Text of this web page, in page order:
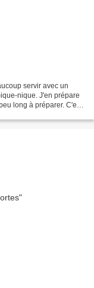
servir avec un
nique. J'en prépare
long à préparer. C'est